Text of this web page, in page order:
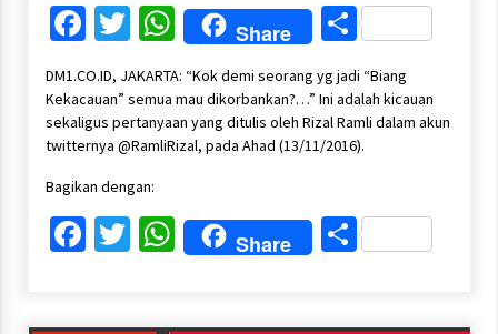
Facebook
Twitter
WhatsApp
Share Share
DM1.CO.ID, JAKARTA: “Kok demi seorang yg jadi “Biang
Kekacauan” semua mau dikorbankan?…” Ini adalah kicauan
sekaligus pertanyaan yang ditulis oleh Rizal Ramli dalam akun
twitternya @RamliRizal, pada Ahad (13/11/2016).
Bagikan dengan:
Facebook
Twitter
WhatsApp
Share Share